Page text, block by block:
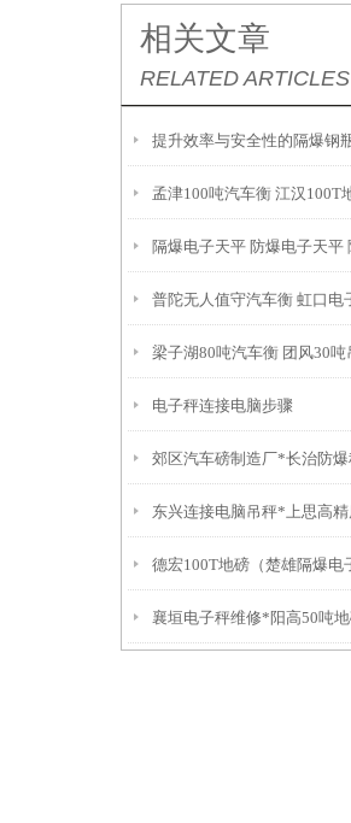
相关文章
RELATED ARTICLES
电子秤连接电脑步骤